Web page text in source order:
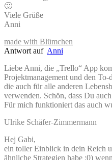
🙂
Viele Grüße
Anni
made with Blümchen
Antwort auf Anni
Liebe Anni, die „Trello“ App
Projektmanagement und den
die auch für alle anderen
verwenden. Schön, dass Du
Für mich funktioniert das auch
Ulrike Schäfer-Zimmermann
Hej Gabi,
ein toller Einblick in dein Reich
ähnliche Strategien habe :0)